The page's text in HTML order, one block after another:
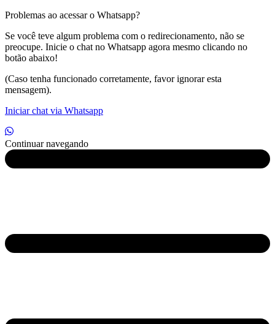
Problemas ao acessar o Whatsapp?
Se você teve algum problema com o redirecionamento, não se
preocupe. Inicie o chat no Whatsapp agora mesmo clicando no
botão abaixo!
(Caso tenha funcionado corretamente, favor ignorar esta
mensagem).
Iniciar chat via Whatsapp
Continuar navegando